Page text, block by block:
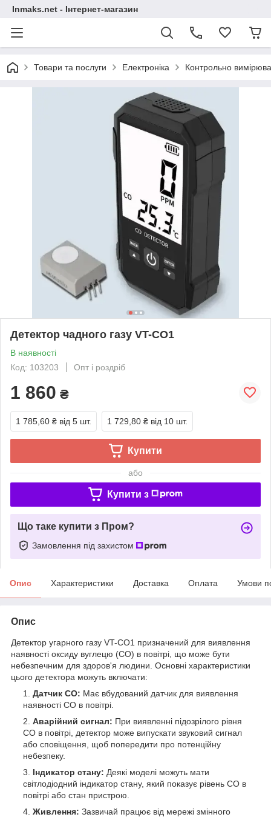
Inmaks.net - Інтернет-магазин
Товари та послуги Електроніка Контрольно
Детектор чадного газу VT-CO1
В наявності
Код: 103203
Опт і роздріб
1 860 ₴
1 785,60 ₴ від 5 шт. 1 729,80 ₴ від 10 шт.
Купити
або
Купити з
Що таке купити з Пром?
Замовлення під захистом
Опис Характеристики Доставка Оплата Умови
Опис
Детектор угарного газу VT-CO1 призначений для виявлення
наявності оксиду вуглецю (CO) в повітрі, що може бути
небезпечним для здоров'я людини. Основні характеристики
цього детектора можуть включати:
Датчик CO: Має вбудований датчик для виявлення
наявності CO в повітрі.
Аварійний сигнал: При виявленні підозрілого рівня
CO в повітрі, детектор може випускати звуковий сигнал
або сповіщення, щоб попередити про потенційну
небезпеку.
Індикатор стану: Деякі моделі можуть мати
світлодіодний індикатор стану, який показує рівень CO в
повітрі або стан пристрою.
Живлення: Зазвичай працює від мережі змінного